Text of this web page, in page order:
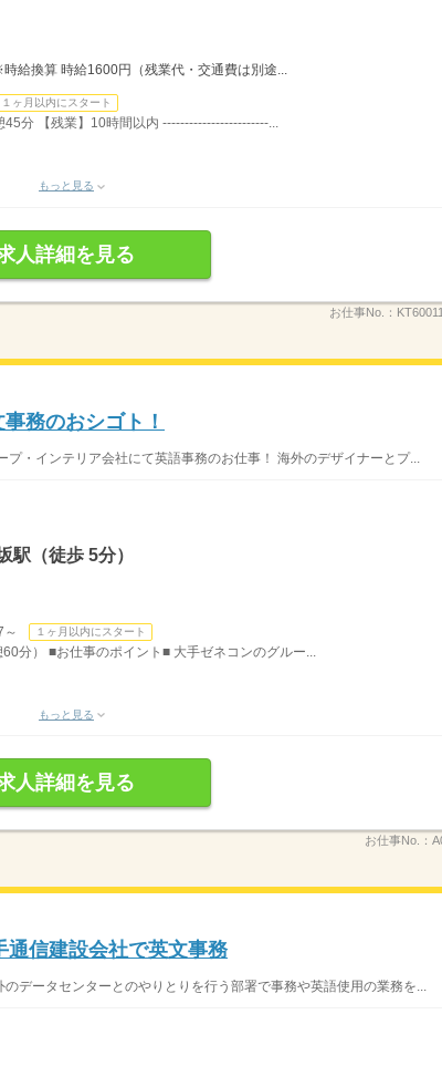
給換算 時給1600円（残業代・交通費は別途...
１ヶ月以内にスタート
分 【残業】10時間以内 ------------------------...
もっと見る
人詳細を見る
お仕事No.：
務のおシゴト！
・インテリア会社にて英語事務のお仕事！ 海外のデザイナーとプ...
駅（徒歩 5分）
１ヶ月以内にスタート
分） ■お仕事のポイント■ 大手ゼネコンのグルー...
もっと見る
人詳細を見る
お仕事No.：
通信建設会社で英文事務
データセンターとのやりとりを行う部署で事務や英語使用の業務を...